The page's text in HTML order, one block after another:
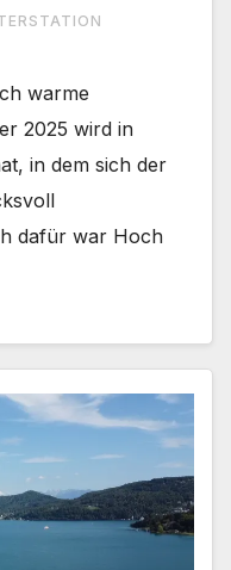
warme
2025 wird in
in dem sich der
dafür war Hoch